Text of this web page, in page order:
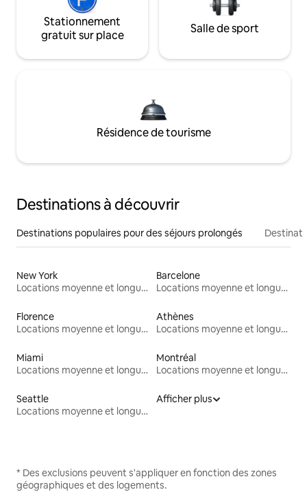
Stationnement
gratuit sur place
Salle de sport
Résidence de tourisme
Destinations à découvrir
Destinations populaires pour des séjours prolongés
New York
Locations moyenne et longue durée
Barcelone
Locations moyenne et longue durée
Florence
Locations moyenne et longue durée
Athènes
Locations moyenne et longue durée
Miami
Locations moyenne et longue durée
Montréal
Locations moyenne et longue durée
Seattle
Locations moyenne et longue durée
Afficher plus
* Des exclusions peuvent s'appliquer en fonction des zones
géographiques et des logements.